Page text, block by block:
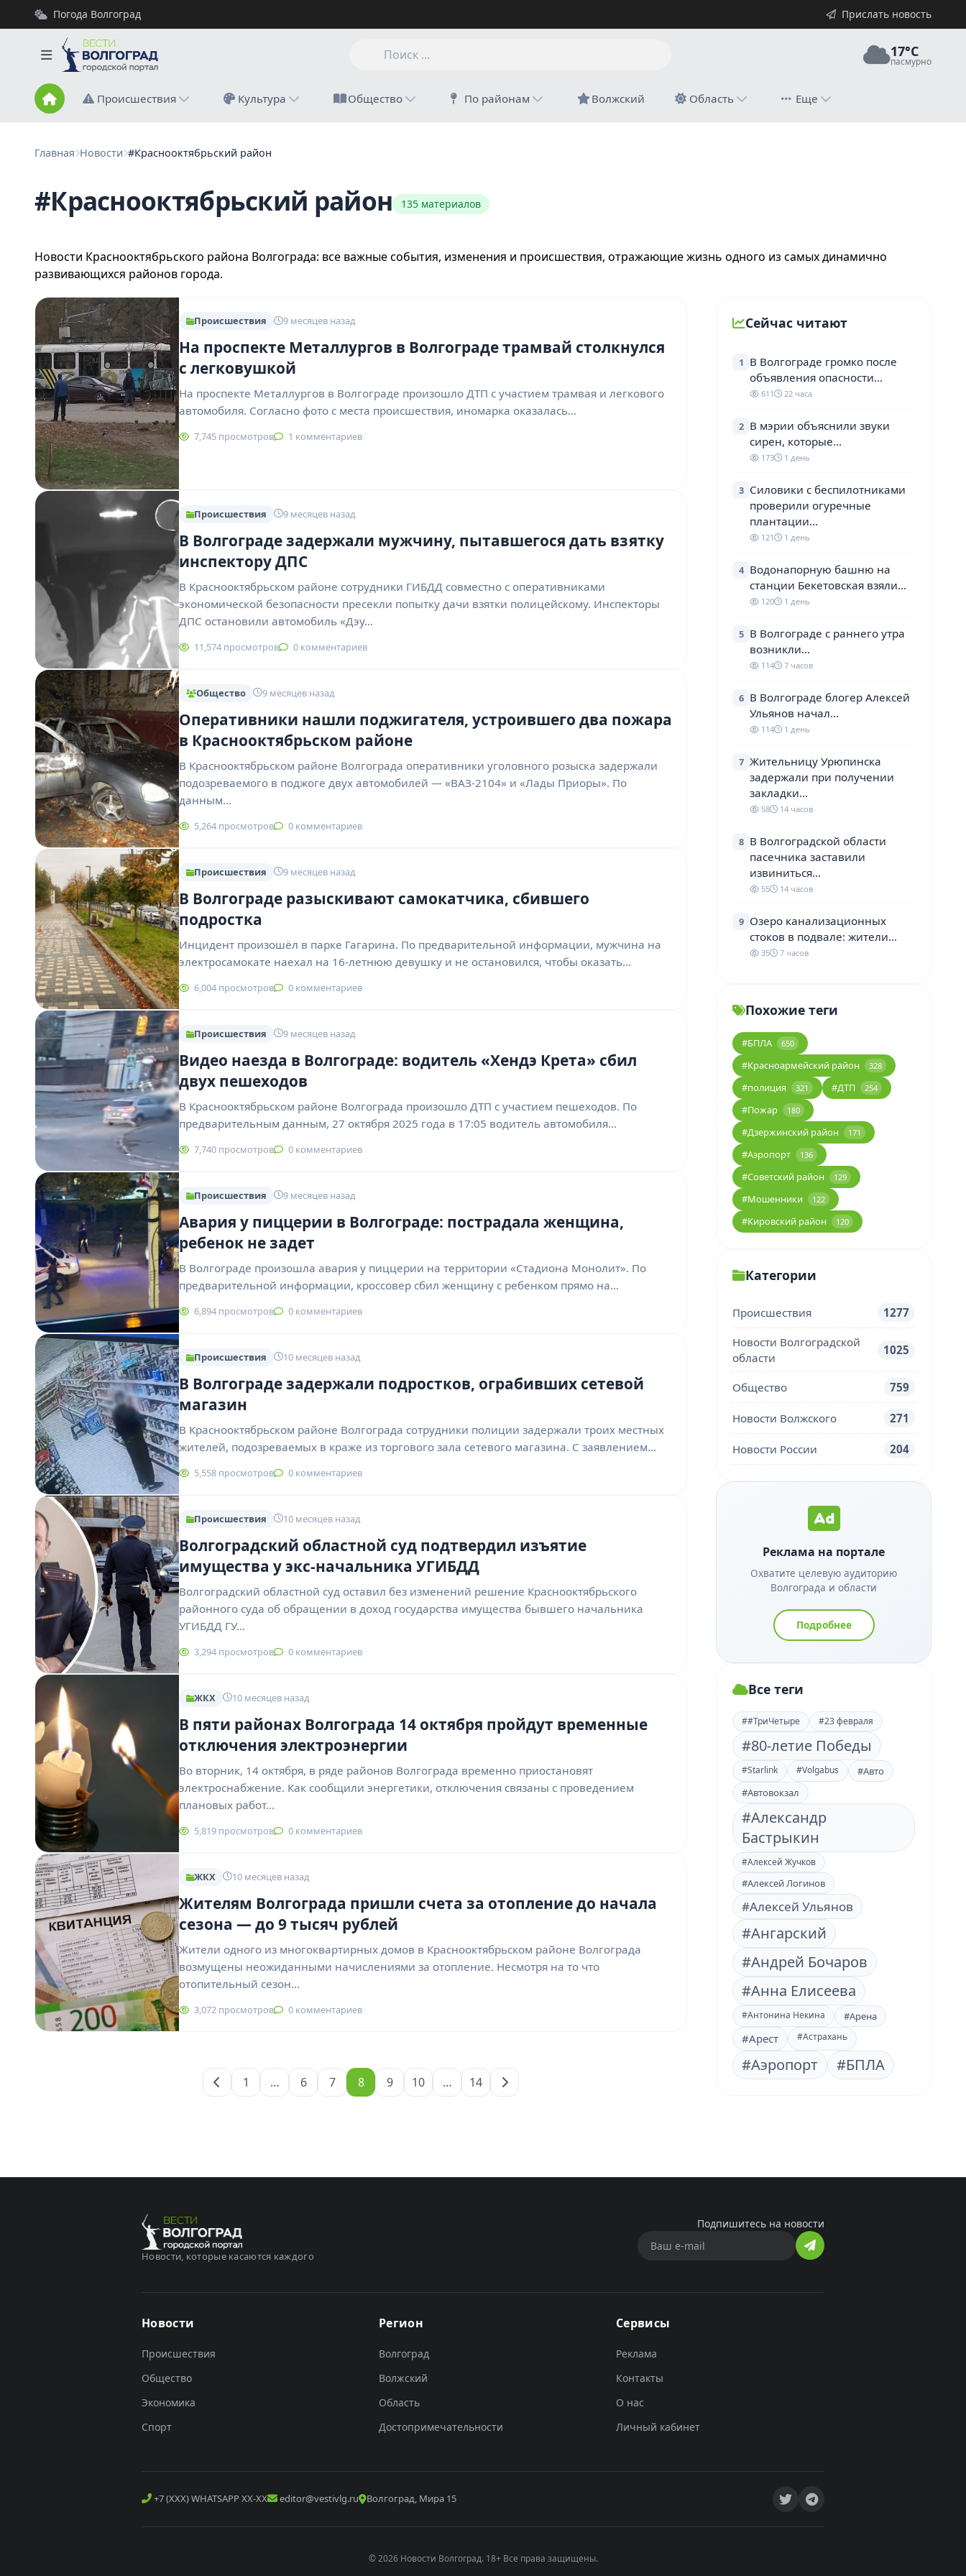
Погода Волгоград Прислать новость
17°C
пасмурно
Происшествия Культура Общество По районам Волжский Область Еще
Главная Новости #Краснооктябрьский район
#Краснооктябрьский район 135 материалов
Новости Краснооктябрьского района Волгограда: все важные события, изменения и происшествия, отражающие жизнь одного из самых динамично
развивающихся районов города.
Происшествия 9 месяцев назад
На проспекте Металлургов в Волгограде трамвай столкнулся
с легковушкой
На проспекте Металлургов в Волгограде произошло ДТП с участием трамвая и легкового
автомобиля. Согласно фото с места происшествия, иномарка оказалась…
7,745 просмотров 1 комментариев
Происшествия 9 месяцев назад
В Волгограде задержали мужчину, пытавшегося дать взятку
инспектору ДПС
В Краснооктябрьском районе сотрудники ГИБДД совместно с оперативниками
экономической безопасности пресекли попытку дачи взятки полицейскому. Инспекторы
ДПС остановили автомобиль «Дэу…
11,574 просмотров 0 комментариев
Общество 9 месяцев назад
Оперативники нашли поджигателя, устроившего два пожара
в Краснооктябрьском районе
В Краснооктябрьском районе Волгограда оперативники уголовного розыска задержали
подозреваемого в поджоге двух автомобилей — «ВАЗ-2104» и «Лады Приоры». По
данным…
5,264 просмотров 0 комментариев
Происшествия 9 месяцев назад
В Волгограде разыскивают самокатчика, сбившего
подростка
Инцидент произошёл в парке Гагарина. По предварительной информации, мужчина на
электросамокате наехал на 16-летнюю девушку и не остановился, чтобы оказать…
6,004 просмотров 0 комментариев
Происшествия 9 месяцев назад
Видео наезда в Волгограде: водитель «Хендэ Крета» сбил
двух пешеходов
В Краснооктябрьском районе Волгограда произошло ДТП с участием пешеходов. По
предварительным данным, 27 октября 2025 года в 17:05 водитель автомобиля…
7,740 просмотров 0 комментариев
Происшествия 9 месяцев назад
Авария у пиццерии в Волгограде: пострадала женщина,
ребенок не задет
В Волгограде произошла авария у пиццерии на территории «Стадиона Монолит». По
предварительной информации, кроссовер сбил женщину с ребенком прямо на…
6,894 просмотров 0 комментариев
Происшествия 10 месяцев назад
В Волгограде задержали подростков, ограбивших сетевой
магазин
В Краснооктябрьском районе Волгограда сотрудники полиции задержали троих местных
жителей, подозреваемых в краже из торгового зала сетевого магазина. С заявлением…
5,558 просмотров 0 комментариев
Происшествия 10 месяцев назад
Волгоградский областной суд подтвердил изъятие
имущества у экс-начальника УГИБДД
Волгоградский областной суд оставил без изменений решение Краснооктябрьского
районного суда об обращении в доход государства имущества бывшего начальника
УГИБДД ГУ…
3,294 просмотров 0 комментариев
ЖКХ 10 месяцев назад
В пяти районах Волгограда 14 октября пройдут временные
отключения электроэнергии
Во вторник, 14 октября, в ряде районов Волгограда временно приостановят
электроснабжение. Как сообщили энергетики, отключения связаны с проведением
плановых работ…
5,819 просмотров 0 комментариев
ЖКХ 10 месяцев назад
Жителям Волгограда пришли счета за отопление до начала
сезона — до 9 тысяч рублей
Жители одного из многоквартирных домов в Краснооктябрьском районе Волгограда
возмущены неожиданными начислениями за отопление. Несмотря на то что
отопительный сезон…
3,072 просмотров 0 комментариев
1 … 6 7 8 9 10 … 14
Сейчас читают
1 В Волгограде громко после
объявления опасности…
611 22 часа
2 В мэрии объяснили звуки
сирен, которые…
173 1 день
3 Силовики с беспилотниками
проверили огуречные
плантации…
121 1 день
4 Водонапорную башню на
станции Бекетовская взяли…
120 1 день
5 В Волгограде с раннего утра
возникли…
114 7 часов
6 В Волгограде блогер Алексей
Ульянов начал…
114 1 день
7 Жительницу Урюпинска
задержали при получении
закладки…
58 14 часов
8 В Волгоградской области
пасечника заставили
извиниться…
55 14 часов
9 Озеро канализационных
стоков в подвале: жители…
35 7 часов
Похожие теги
#БПЛА 650
#Красноармейский район 328
#полиция 321 #ДТП 254
#Пожар 180
#Дзержинский район 171
#Аэропорт 136
#Советский район 129
#Мошенники 122
#Кировский район 120
Категории
Происшествия 1277
Новости Волгоградской
области
1025
Общество 759
Новости Волжского 271
Новости России 204
Реклама на портале
Охватите целевую аудиторию
Волгограда и области
Подробнее
Все теги
##ТриЧетыре #23 февраля
#80-летие Победы
#Starlink #Volgabus
#Авто
#Автовокзал
#Александр
Бастрыкин
#Алексей Жучков
#Алексей Логинов
#Алексей Ульянов
#Ангарский
#Андрей Бочаров
#Анна Елисеева
#Антонина Некина #Арена
#Арест #Астрахань
#Аэропорт #БПЛА
Новости, которые касаются каждого
Подпишитесь на новости
Новости
Происшествия
Общество
Экономика
Спорт
Регион
Волгоград
Волжский
Область
Достопримечательности
Сервисы
Реклама
Контакты
О нас
Личный кабинет
+7 (XXX) WHATSAPP XX-XX editor@vestivlg.ru Волгоград, Мира 15
© 2026 Новости Волгоград. 18+ Все права защищены.